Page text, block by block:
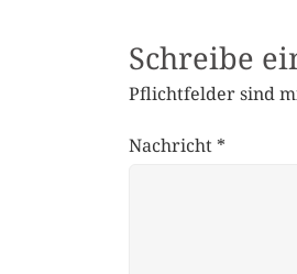
Schreibe
Pflichtfelder sind
Nachricht *